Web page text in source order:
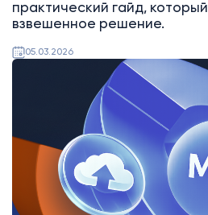
практический гайд,
взвешенное решение.
05.03.2026